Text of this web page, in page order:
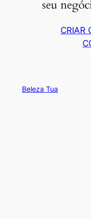
seu
CRIAR
Beleza Tua